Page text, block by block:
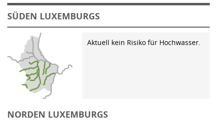
SÜDEN LUXEMBURGS
Aktuell kein Risiko für Hochwasser.
NORDEN LUXEMBURGS